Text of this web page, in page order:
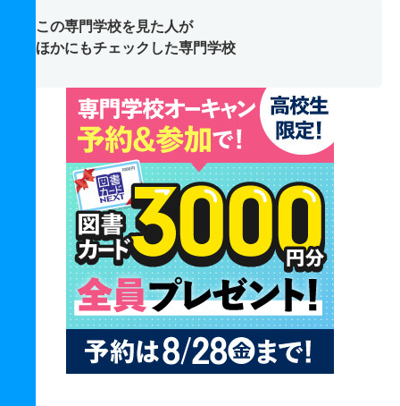
この専門学校を見た人が
ほかにもチェックした専門学校